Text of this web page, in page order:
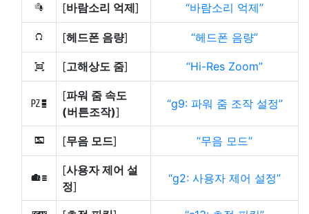
7 [바람소리 억제] 바람소리 억제
8 [헤드폰 음량] 헤드폰 음량
H [고해상도 줌] Hi-Res Zoom
v
[파워 줌 속도
(버튼조작)]
g9: 파워 줌 조작 설정
L [무음 모드] 무음 모드
w
[사용자 제어 설
정]
g2: 사용자 제어 설정